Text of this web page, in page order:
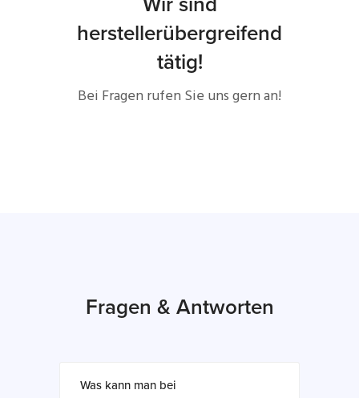
herstellerübergreifend
tätig!
Bei Fragen rufen Sie uns gern an!
Fragen & Antworten
Was kann man bei